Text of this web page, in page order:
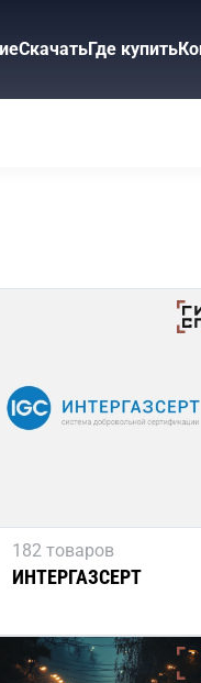
СкачатьГде купить
182 товаров
ИНТЕРГАЗСЕРТ